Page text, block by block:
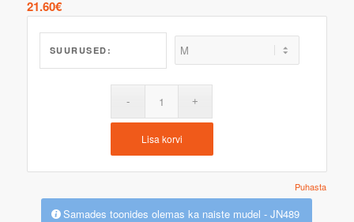
21.60€
SUURUSED:
Puhasta
Lisa korvi
Samades toonides olemas ka naiste mudel - JN489